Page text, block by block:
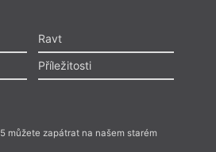
Ravt
Příležitosti
můžete zapátrat na našem starém